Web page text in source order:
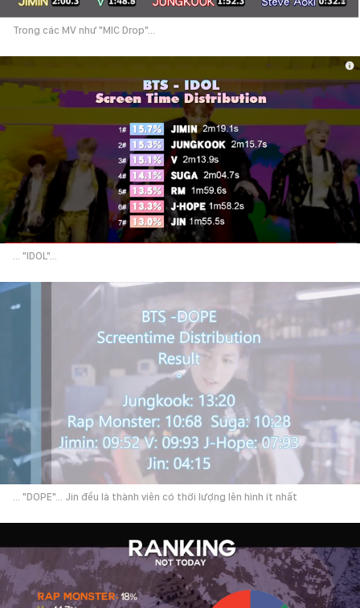
Trong các MV như "MIC Drop"...
... "IDOL"...
... "DOPE"... Jin đều là thành viên có thời lượng lên hình ít nhất